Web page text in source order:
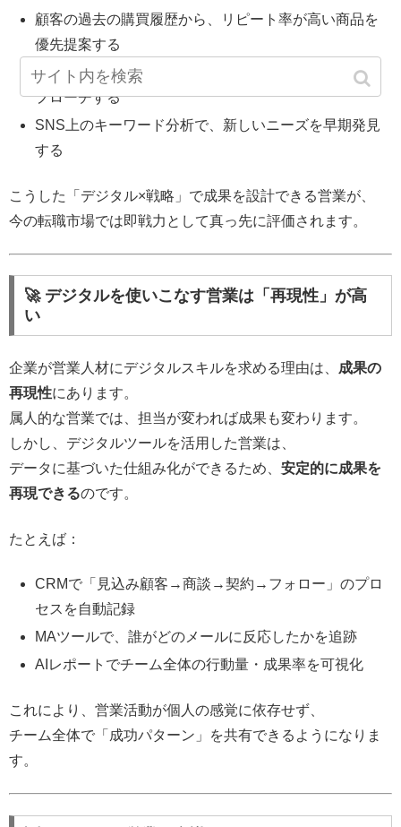
顧客の過去の購買履歴から、リピート率が高い商品を
優先提案する
クリック率や開封率を分析し、反応が高い時間帯にア
プローチする
SNS上のキーワード分析で、新しいニーズを早期発見
する
こうした「デジタル×戦略」で成果を設計できる営業が、
今の転職市場では即戦力として真っ先に評価されます。
🚀 デジタルを使いこなす営業は「再現性」が高
い
企業が営業人材にデジタルスキルを求める理由は、 成果の
再現性にあります。
属人的な営業では、担当が変われば成果も変わります。
しかし、デジタルツールを活用した営業は、
データに基づいた仕組み化ができるため、 安定的に成果を
再現できるのです。
たとえば：
CRMで「見込み顧客→商談→契約→フォロー」のプロ
セスを自動記録
MAツールで、誰がどのメールに反応したかを追跡
AIレポートでチーム全体の行動量・成果率を可視化
これにより、営業活動が個人の感覚に依存せず、
チーム全体で「成功パターン」を共有できるようになりま
す。